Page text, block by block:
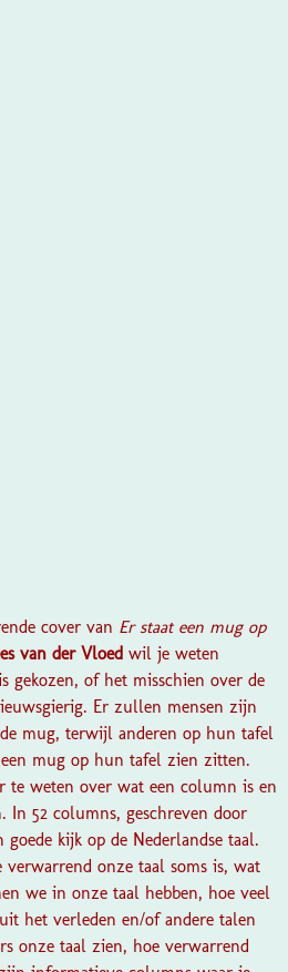
cover van Er staat een mug op
van der Vloed wil je weten
gekozen, of het misschien over de
Er zullen mensen zijn
mug, terwijl anderen op hun tafel
mug op hun tafel zien zitten.
te weten over wat een column is en
In 52 columns, geschreven door
kijk op de Nederlandse taal.
onze taal soms is, wat
we in onze taal hebben, hoe veel
het verleden en/of andere talen
onze taal zien, hoe verwarrend